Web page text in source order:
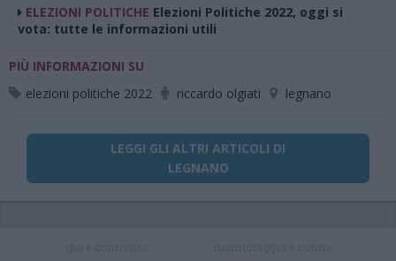
ELEZIONI POLITICHE Elezioni Politiche 2022, oggi si
vota: tutte le informazioni utili
PIÙ INFORMAZIONI SU
elezioni politiche 2022
riccardo olgiati legnano
LEGGI GLI ALTRI ARTICOLI DI
LEGNANO